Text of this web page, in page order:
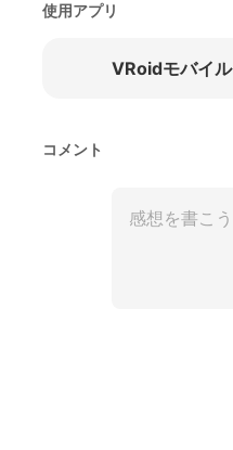
使用アプリ
VRoidモバイル
コメント